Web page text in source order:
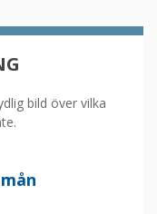
bild över vilka